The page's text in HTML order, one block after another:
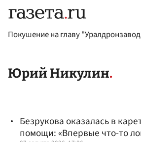
Покушение на главу
Юрий Никулин
Безрукова оказалась в
помощи: «Впервые что-то